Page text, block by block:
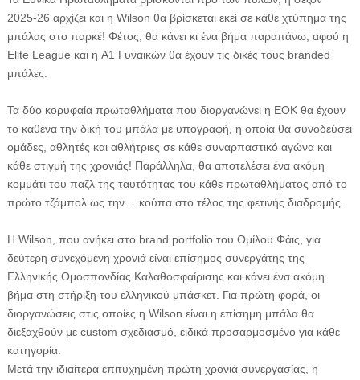
2025-26 αρχίζει και η Wilson θα βρίσκεται εκεί σε κάθε χτύπημα της
μπάλας στο παρκέ! Φέτος, θα κάνει κι ένα βήμα παραπάνω, αφού η
Elite League και η A1 Γυναικών θα έχουν τις δικές τους branded
μπάλες.
Τα δύο κορυφαία πρωταθλήματα που διοργανώνει η ΕΟΚ θα έχουν
το καθένα την δική του μπάλα με υπογραφή, η οποία θα συνοδεύσει
ομάδες, αθλητές και αθλήτριες σε κάθε συναρπαστικό αγώνα και
κάθε στιγμή της χρονιάς! Παράλληλα, θα αποτελέσει ένα ακόμη
κομμάτι του παζλ της ταυτότητας του κάθε πρωταθλήματος από το
πρώτο τζάμπολ ως την… κούπα στο τέλος της φετινής διαδρομής.
Η Wilson, που ανήκει στο brand portfolio του Ομίλου Φάις, για
δεύτερη συνεχόμενη χρονιά είναι επίσημος συνεργάτης της
Ελληνικής Ομοσπονδίας Καλαθοσφαίρισης και κάνει ένα ακόμη
βήμα στη στήριξη του ελληνικού μπάσκετ. Για πρώτη φορά, οι
διοργανώσεις στις οποίες η Wilson είναι η επίσημη μπάλα θα
διεξαχθούν με custom σχεδιασμό, ειδικά προσαρμοσμένο για κάθε
κατηγορία.
Μετά την ιδιαίτερα επιτυχημένη πρώτη χρονιά συνεργασίας, η